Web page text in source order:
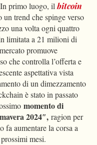
primo luogo, ilbitcoin
trend che spinge verso
una volta ogni quattro
limitata a 21 milioni di
promuove
che controlla l’offerta e
aspettativa vista
di un dimezzamento
è stato in passato
momento di
2024″, ragion per
fa aumentare la corsa a
mesi.